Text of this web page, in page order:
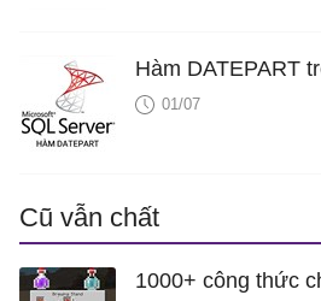
Hàm DATEPART
01/07
Cũ vẫn chất
1000+ công thức